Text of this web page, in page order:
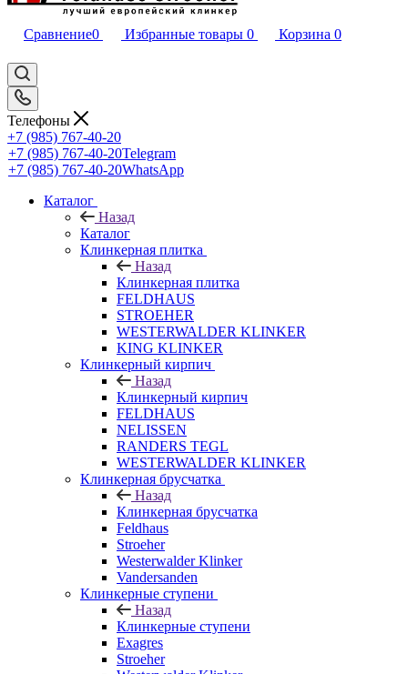
Сравнение0 Избранные товары 0 Корзина 0
Телефоны
+7 (985) 767-40-20
+7 (985) 767-40-20Telegram
+7 (985) 767-40-20WhatsApp
Каталог
Назад
Каталог
Клинкерная плитка
Назад
Клинкерная плитка
FELDHAUS
STROEHER
WESTERWALDER KLINKER
KING KLINKER
Клинкерный кирпич
Назад
Клинкерный кирпич
FELDHAUS
NELISSEN
RANDERS TEGL
WESTERWALDER KLINKER
Клинкерная брусчатка
Назад
Клинкерная брусчатка
Feldhaus
Stroeher
Westerwalder Klinker
Vandersanden
Клинкерные ступени
Назад
Клинкерные ступени
Exagres
Stroeher